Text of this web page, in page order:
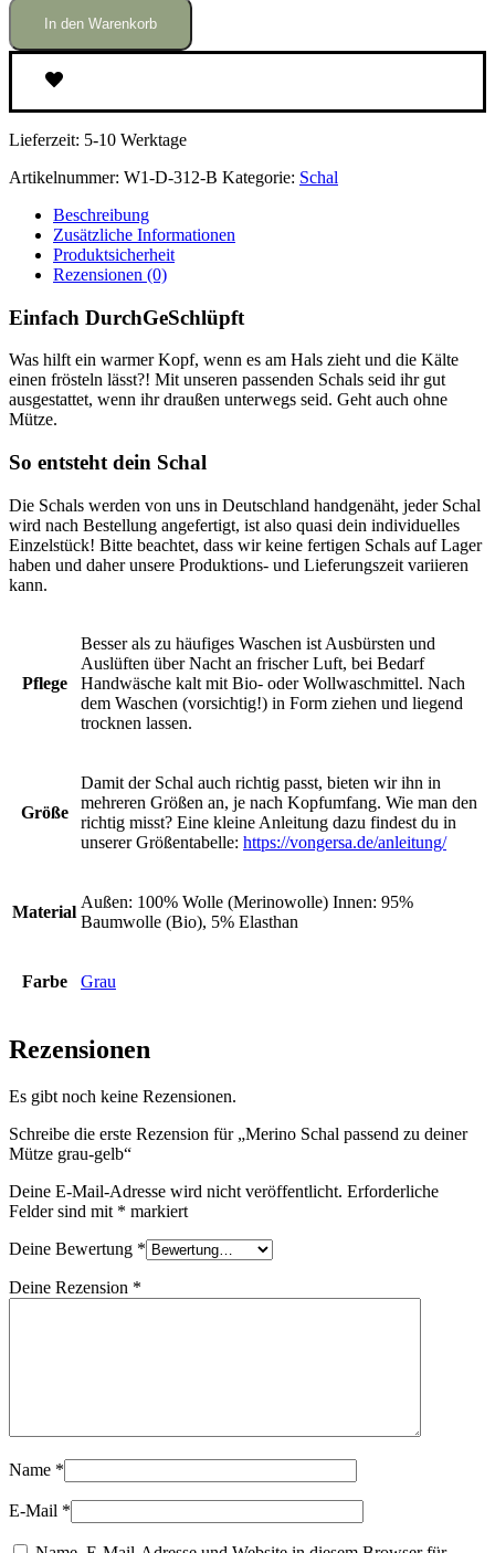
passend
zu
Mütze
Menge
In den Warenkorb
Lieferzeit: 5-10 Werktage
Artikelnummer: W1-D-312-B Kategorie: Schal
Beschreibung
Zusätzliche Informationen
Produktsicherheit
Rezensionen (0)
Einfach DurchGeSchlüpft
Was hilft ein warmer Kopf, wenn es am Hals zieht und die Kälte
einen frösteln lässt?! Mit unseren passenden Schals seid ihr gut
ausgestattet, wenn ihr draußen unterwegs seid. Geht auch ohne
Mütze.
So entsteht dein Schal
Die Schals werden von uns in Deutschland handgenäht, jeder Schal
wird nach Bestellung angefertigt, ist also quasi dein individuelles
Einzelstück! Bitte beachtet, dass wir keine fertigen Schals auf Lager
haben und daher unsere Produktions- und Lieferungszeit variieren
kann.
Pflege
Besser als zu häufiges Waschen ist Ausbürsten und
Auslüften über Nacht an frischer Luft, bei Bedarf
Handwäsche kalt mit Bio- oder Wollwaschmittel. Nach
dem Waschen (vorsichtig!) in Form ziehen und liegend
trocknen lassen.
Größe
Damit der Schal auch richtig passt, bieten wir ihn in
mehreren Größen an, je nach Kopfumfang. Wie man den
richtig misst? Eine kleine Anleitung dazu findest du in
unserer Größentabelle: https://vongersa.de/anleitung/
Material
Außen: 100% Wolle (Merinowolle) Innen: 95%
Baumwolle (Bio), 5% Elasthan
Farbe Grau
Rezensionen
Es gibt noch keine Rezensionen.
Schreibe die erste Rezension für „Merino Schal passend zu deiner
Mütze grau-gelb“
Deine E-Mail-Adresse wird nicht veröffentlicht. Erforderliche
Felder sind mit * markiert
Deine Bewertung *
Deine Rezension *
Name *
E-Mail *